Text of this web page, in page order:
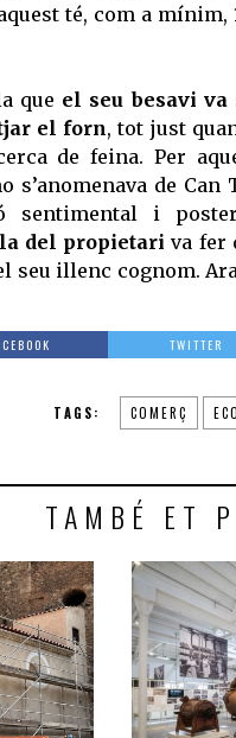
té, com a mínim,
que el seu besavi va
el forn, tot just
de feina. Per
s’anomenava de Can
sentimental i
del propietari va fer
seu illenc cognom.
TWITTER
TAGS: COMERÇ
TAMBÉ ET